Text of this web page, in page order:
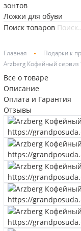
зонтов
Ложки для обуви
Поиск товаров
Главная Подарки к
Arzberg Кофейный сервиз
Все о товаре
Описание
Оплата и Гарантия
Отзывы